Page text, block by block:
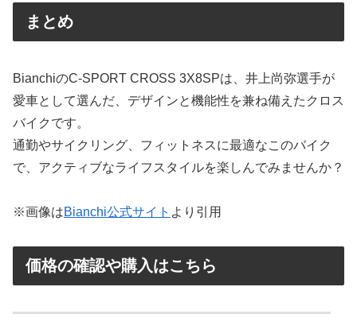
まとめ
BianchiのC-SPORT CROSS 3X8SPは、井上尚弥選手が
愛車として選んだ、デザインと機能性を兼ね備えたクロス
バイクです。
通勤やサイクリング、フィットネスに最適なこのバイク
で、アクティブなライフスタイルを楽しんでみませんか？
※画像はBianchi公式サイト より引用
価格の確認や購入はこちら